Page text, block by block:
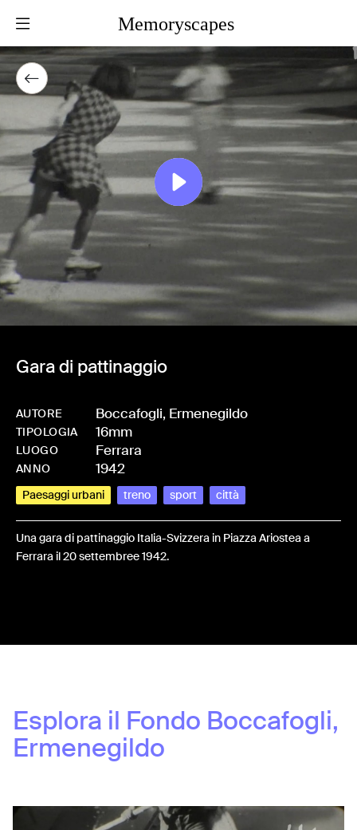
Memoryscapes
Gara di pattinaggio
AUTORE Boccafogli, Ermenegildo
TIPOLOGIA 16mm
LUOGO Ferrara
ANNO 1942
Paesaggi urbani treno sport città
Una gara di pattinaggio Italia-Svizzera in Piazza Ariostea a
Ferrara il 20 settembree 1942.
Esplora il Fondo Boccafogli,
Ermenegildo